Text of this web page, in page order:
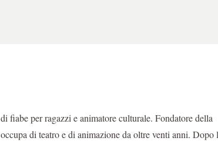
fiabe per ragazzi e animatore culturale. Fondatore della
di teatro e di animazione da oltre venti anni. Dopo